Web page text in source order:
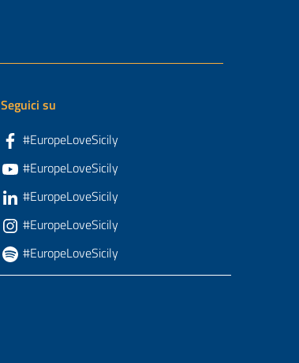
Seguici su
#EuropeLoveSicily
#EuropeLoveSicily
#EuropeLoveSicily
#EuropeLoveSicily
#EuropeLoveSicily